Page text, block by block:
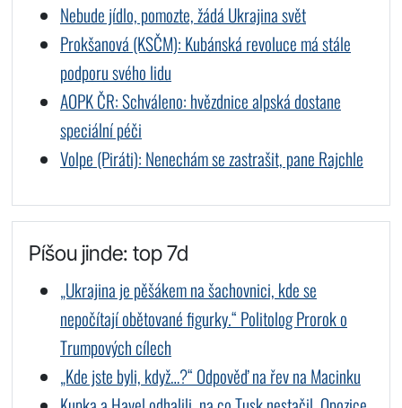
Nebude jídlo, pomozte, žádá Ukrajina svět
Prokšanová (KSČM): Kubánská revoluce má stále
podporu svého lidu
AOPK ČR: Schváleno: hvězdnice alpská dostane
speciální péči
Volpe (Piráti): Nenechám se zastrašit, pane Rajchle
Píšou jinde: top 7d
„Ukrajina je pěšákem na šachovnici, kde se
nepočítají obětované figurky.“ Politolog Prorok o
Trumpových cílech
„Kde jste byli, když…?“ Odpověď na řev na Macinku